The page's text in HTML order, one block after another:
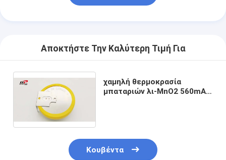
Αρχική μπαταρία λίθιου
υβριδική μπαταρία αυτοκινήτων
Αποκτήστε Την Καλύτερη Τιμή Για
χαμηλή θερμοκρασία
μπαταριών λι-MnO2 560mAh
Κουβέντα